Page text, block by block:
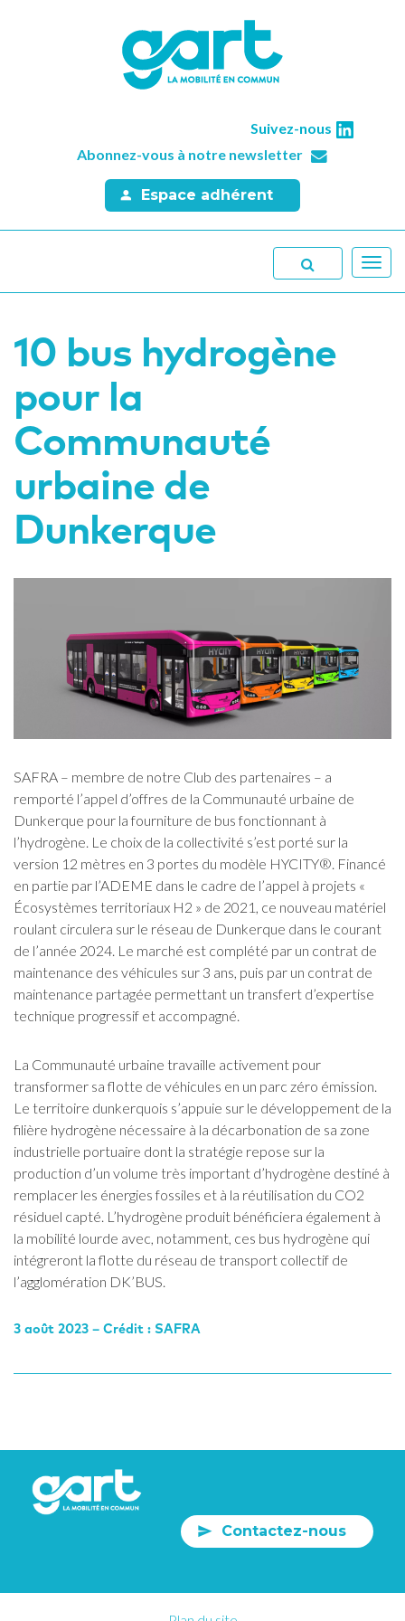
Suivez-nous
Abonnez-vous à notre newsletter
Espace adhérent
10 bus hydrogène
pour la
Communauté
urbaine de
Dunkerque
SAFRA – membre de notre Club des partenaires – a
remporté l’appel d’offres de la Communauté urbaine de
Dunkerque pour la fourniture de bus fonctionnant à
l’hydrogène. Le choix de la collectivité s’est porté sur la
version 12 mètres en 3 portes du modèle HYCITY®. Financé
en partie par l’ADEME dans le cadre de l’appel à projets «
Écosystèmes territoriaux H2 » de 2021, ce nouveau matériel
roulant circulera sur le réseau de Dunkerque dans le courant
de l’année 2024. Le marché est complété par un contrat de
maintenance des véhicules sur 3 ans, puis par un contrat de
maintenance partagée permettant un transfert d’expertise
technique progressif et accompagné.
La Communauté urbaine travaille activement pour
transformer sa flotte de véhicules en un parc zéro émission.
Le territoire dunkerquois s’appuie sur le développement de la
filière hydrogène nécessaire à la décarbonation de sa zone
industrielle portuaire dont la stratégie repose sur la
production d’un volume très important d’hydrogène destiné à
remplacer les énergies fossiles et à la réutilisation du CO2
résiduel capté. L’hydrogène produit bénéficiera également à
la mobilité lourde avec, notamment, ces bus hydrogène qui
intégreront la flotte du réseau de transport collectif de
l’agglomération DK’BUS.
3 août 2023 – Crédit : SAFRA
Contactez-nous